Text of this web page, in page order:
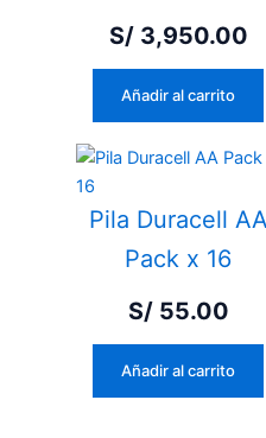
S/3,950.00
Añadir al carrito
Pila Duracell AA
Pack x 16
S/55.00
Añadir al carrito